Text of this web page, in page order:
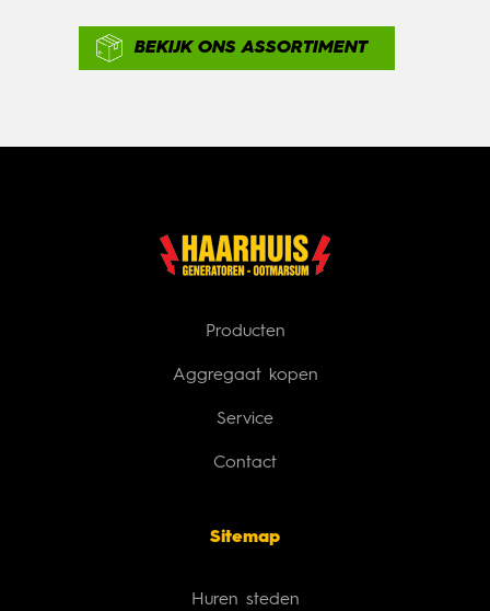
BEKIJK ONS ASSORTIMENT
Producten
Aggregaat kopen
Service
Contact
Sitemap
Huren steden